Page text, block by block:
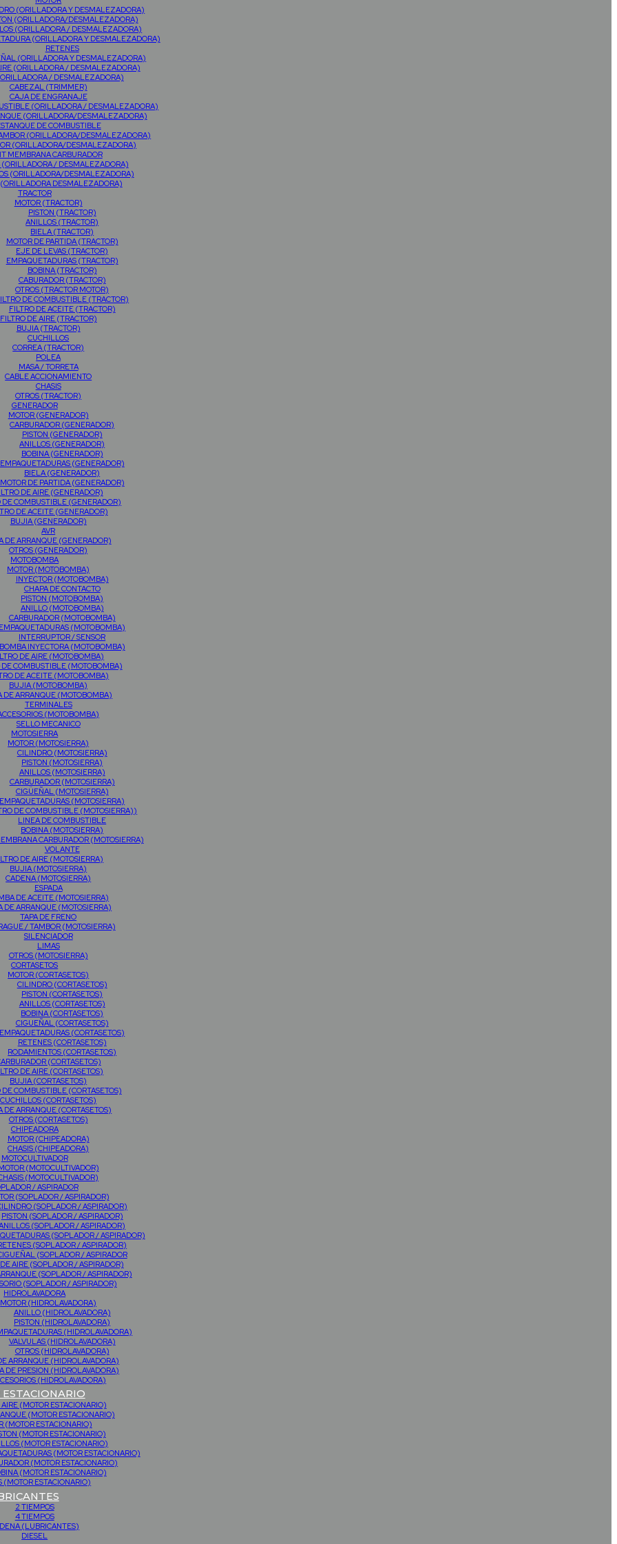
(ORILLADORA Y DESMALEZADORA)
(ORILLADORA/DESMALEZADORA)
(ORILLADORA / DESMALEZADORA)
(ORILLADORA Y DESMALEZADORA)
RETENES
(ORILLADORA Y DESMALEZADORA)
(ORILLADORA / DESMALEZADORA)
/ DESMALEZADORA)
CABEZAL (TRIMMER)
CAJA DE ENGRANAJE
(ORILLADORA / DESMALEZADORA)
(ORILLADORA/DESMALEZADORA)
DE COMBUSTIBLE
(ORILLADORA/DESMALEZADORA)
(ORILLADORA/DESMALEZADORA)
MEMBRANA CARBURADOR
(ORILLADORA / DESMALEZADORA)
(ORILLADORA/DESMALEZADORA)
(ORILLADORA DESMALEZADORA)
TRACTOR
MOTOR (TRACTOR)
PISTON (TRACTOR)
ANILLOS (TRACTOR)
BIELA (TRACTOR)
MOTOR DE PARTIDA (TRACTOR)
EJE DE LEVAS (TRACTOR)
EMPAQUETADURAS (TRACTOR)
BOBINA (TRACTOR)
CABURADOR (TRACTOR)
OTROS (TRACTOR MOTOR)
DE COMBUSTIBLE (TRACTOR)
FILTRO DE ACEITE (TRACTOR)
FILTRO DE AIRE (TRACTOR)
BUJIA (TRACTOR)
CUCHILLOS
CORREA (TRACTOR)
POLEA
MASA / TORRETA
CABLE ACCIONAMIENTO
CHASIS
OTROS (TRACTOR)
GENERADOR
MOTOR (GENERADOR)
CARBURADOR (GENERADOR)
PISTON (GENERADOR)
ANILLOS (GENERADOR)
BOBINA (GENERADOR)
EMPAQUETADURAS (GENERADOR)
BIELA (GENERADOR)
MOTOR DE PARTIDA (GENERADOR)
DE AIRE (GENERADOR)
DE COMBUSTIBLE (GENERADOR)
DE ACEITE (GENERADOR)
BUJIA (GENERADOR)
AVR
DE ARRANQUE (GENERADOR)
OTROS (GENERADOR)
MOTOBOMBA
MOTOR (MOTOBOMBA)
INYECTOR (MOTOBOMBA)
CHAPA DE CONTACTO
PISTON (MOTOBOMBA)
ANILLO (MOTOBOMBA)
CARBURADOR (MOTOBOMBA)
EMPAQUETADURAS (MOTOBOMBA)
INTERRUPTOR / SENSOR
BOMBA INYECTORA (MOTOBOMBA)
DE AIRE (MOTOBOMBA)
DE COMBUSTIBLE (MOTOBOMBA)
DE ACEITE (MOTOBOMBA)
BUJIA (MOTOBOMBA)
DE ARRANQUE (MOTOBOMBA)
TERMINALES
(MOTOBOMBA)
SELLO MECANICO
MOTOSIERRA
MOTOR (MOTOSIERRA)
CILINDRO (MOTOSIERRA)
PISTON (MOTOSIERRA)
ANILLOS (MOTOSIERRA)
CARBURADOR (MOTOSIERRA)
CIGÜEÑAL (MOTOSIERRA)
EMPAQUETADURAS (MOTOSIERRA)
DE COMBUSTIBLE (MOTOSIERRA))
LINEA DE COMBUSTIBLE
BOBINA (MOTOSIERRA)
CARBURADOR (MOTOSIERRA)
VOLANTE
DE AIRE (MOTOSIERRA)
BUJIA (MOTOSIERRA)
CADENA (MOTOSIERRA)
ESPADA
DE ACEITE (MOTOSIERRA)
DE ARRANQUE (MOTOSIERRA)
TAPA DE FRENO
/ TAMBOR (MOTOSIERRA)
SILENCIADOR
LIMAS
OTROS (MOTOSIERRA)
CORTASETOS
MOTOR (CORTASETOS)
CILINDRO (CORTASETOS)
PISTON (CORTASETOS)
ANILLOS (CORTASETOS)
BOBINA (CORTASETOS)
CIGUEÑAL (CORTASETOS)
EMPAQUETADURAS (CORTASETOS)
RETENES (CORTASETOS)
RODAMIENTOS (CORTASETOS)
(CORTASETOS)
DE AIRE (CORTASETOS)
BUJIA (CORTASETOS)
DE COMBUSTIBLE (CORTASETOS)
CUCHILLOS (CORTASETOS)
DE ARRANQUE (CORTASETOS)
OTROS (CORTASETOS)
CHIPEADORA
MOTOR (CHIPEADORA)
CHASIS (CHIPEADORA)
MOTOCULTIVADOR
(MOTOCULTIVADOR)
(MOTOCULTIVADOR)
/ ASPIRADOR
(SOPLADOR / ASPIRADOR)
(SOPLADOR / ASPIRADOR)
PISTON (SOPLADOR / ASPIRADOR)
(SOPLADOR / ASPIRADOR)
(SOPLADOR / ASPIRADOR)
(SOPLADOR / ASPIRADOR)
(SOPLADOR / ASPIRADOR
AIRE (SOPLADOR / ASPIRADOR)
(SOPLADOR / ASPIRADOR)
(SOPLADOR / ASPIRADOR)
HIDROLAVADORA
MOTOR (HIDROLAVADORA)
ANILLO (HIDROLAVADORA)
PISTON (HIDROLAVADORA)
(HIDROLAVADORA)
VALVULAS (HIDROLAVADORA)
OTROS (HIDROLAVADORA)
ARRANQUE (HIDROLAVADORA)
DE PRESION (HIDROLAVADORA)
(HIDROLAVADORA)
(MOTOR ESTACIONARIO)
(MOTOR ESTACIONARIO)
(MOTOR ESTACIONARIO)
(MOTOR ESTACIONARIO)
(MOTOR ESTACIONARIO)
(MOTOR ESTACIONARIO)
(MOTOR ESTACIONARIO)
(MOTOR ESTACIONARIO)
(MOTOR ESTACIONARIO)
2 TIEMPOS
4 TIEMPOS
(LUBRICANTES)
DIESEL